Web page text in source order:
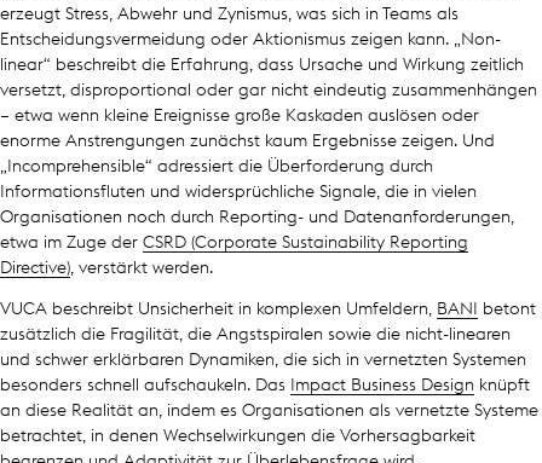
erzeugt Stress, Abwehr und Zynismus, was sich in Teams als
Entscheidungsvermeidung oder Aktionismus zeigen kann. „Non-
linear“ beschreibt die Erfahrung, dass Ursache und Wirkung zeitlich
versetzt, disproportional oder gar nicht eindeutig zusammenhängen
– etwa wenn kleine Ereignisse große Kaskaden auslösen oder
enorme Anstrengungen zunächst kaum Ergebnisse zeigen. Und
„Incomprehensible“ adressiert die Überforderung durch
Informationsfluten und widersprüchliche Signale, die in vielen
Organisationen noch durch Reporting- und Datenanforderungen,
etwa im Zuge der CSRD (Corporate Sustainability Reporting
Directive) , verstärkt werden.
VUCA beschreibt Unsicherheit in komplexen Umfeldern, BANI
betont
zusätzlich die Fragilität, die Angstspiralen sowie die nicht-linearen
und schwer erklärbaren Dynamiken, die sich in vernetzten Systemen
besonders schnell aufschaukeln. Das Impact Business Design knüpft
an diese Realität an, indem es Organisationen als vernetzte Systeme
betrachtet, in denen Wechselwirkungen die Vorhersagbarkeit